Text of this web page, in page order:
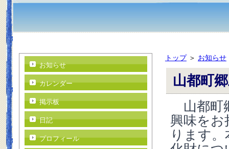
トップ＞ お知らせ
山都町
山都町
興味を
ります
お知らせ
カレンダー
掲示板
日記
プロフィール